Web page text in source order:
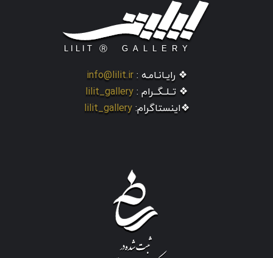
❖ رایـانـامـه : info@lilit.ir
❖ تــلــگــرام : lilit_gallery
❖اینستاگرام: lilit_gallery